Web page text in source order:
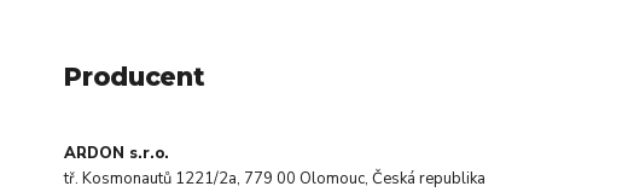
Producent
ARDON s.r.o.
tř. Kosmonautů 1221/2a, 779 00 Olomouc, Česká republika